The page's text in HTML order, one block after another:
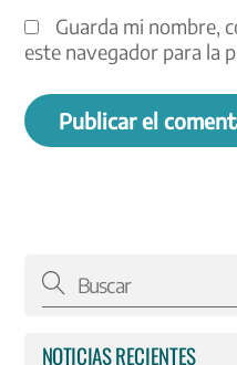
Guarda mi nombre,
este navegador para la
NOTICIAS RECIENTES